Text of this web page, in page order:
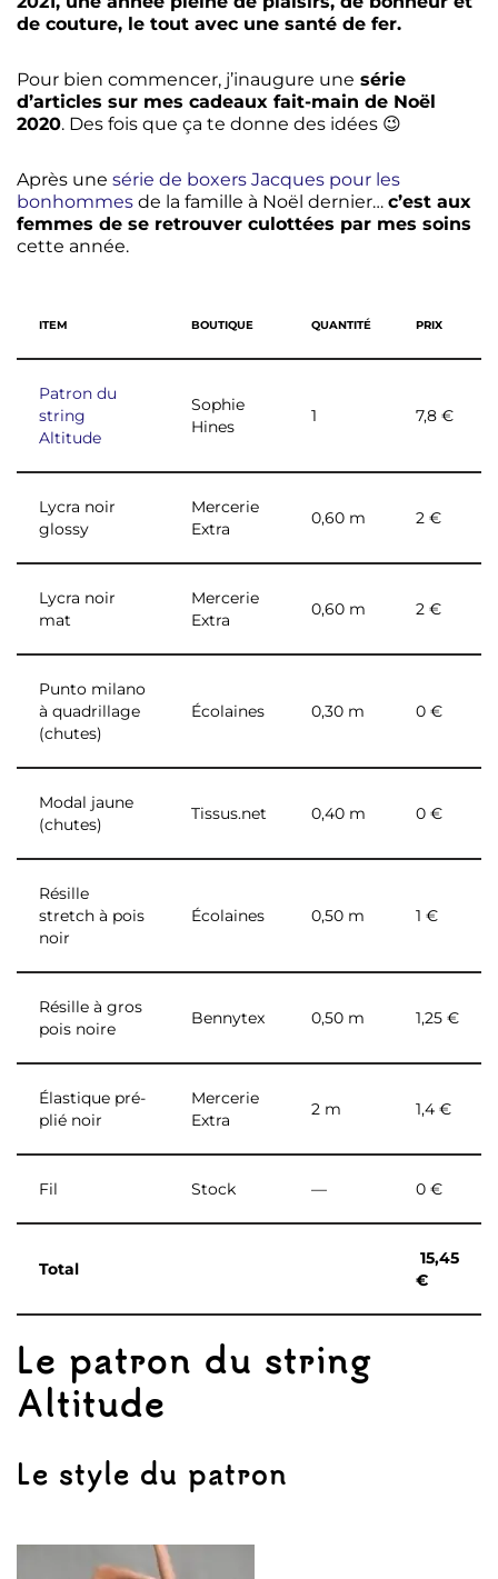
de couture, le tout avec une santé de fer.
Pour bien commencer, j’inaugure une série
d’articles sur mes cadeaux fait-main de Noël
2020. Des fois que ça te donne des idées 😉
Après une série de boxers Jacques pour les
bonhommes de la famille à Noël dernier… c’est aux
femmes de se retrouver culottées par mes soins
cette année.
ITEM BOUTIQUE QUANTITÉ PRIX
Patron du
string
Altitude
Sophie
Hines
1 7,8 €
Lycra noir
glossy
Mercerie
Extra
0,60 m 2 €
Lycra noir
mat
Mercerie
Extra
0,60 m 2 €
Punto milano
à quadrillage
(chutes)
Écolaines 0,30 m 0 €
Modal jaune
(chutes)
Tissus.net 0,40 m 0 €
Résille
stretch à pois
noir
Écolaines 0,50 m 1 €
Résille à gros
pois noire
Bennytex 0,50 m 1,25 €
Élastique pré-
plié noir
Mercerie
Extra
2 m 1,4 €
Fil Stock — 0 €
Total
15,45
€
Le patron du string
Altitude
Le style du patron